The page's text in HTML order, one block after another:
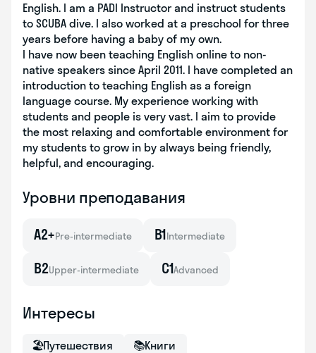
English. I am a PADI Instructor and instruct students
to SCUBA dive. I also worked at a preschool for three
years before having a baby of my own.
I have now been teaching English online to non-
native speakers since April 2011. I have completed an
introduction to teaching English as a foreign
language course. My experience working with
students and people is very vast. I aim to provide
the most relaxing and comfortable environment for
my students to grow in by always being friendly,
helpful, and encouraging.
Уровни преподавания
A2+Pre-intermediate B1Intermediate
B2Upper-intermediate C1Advanced
Интересы
🏖Путешествия 📚Книги